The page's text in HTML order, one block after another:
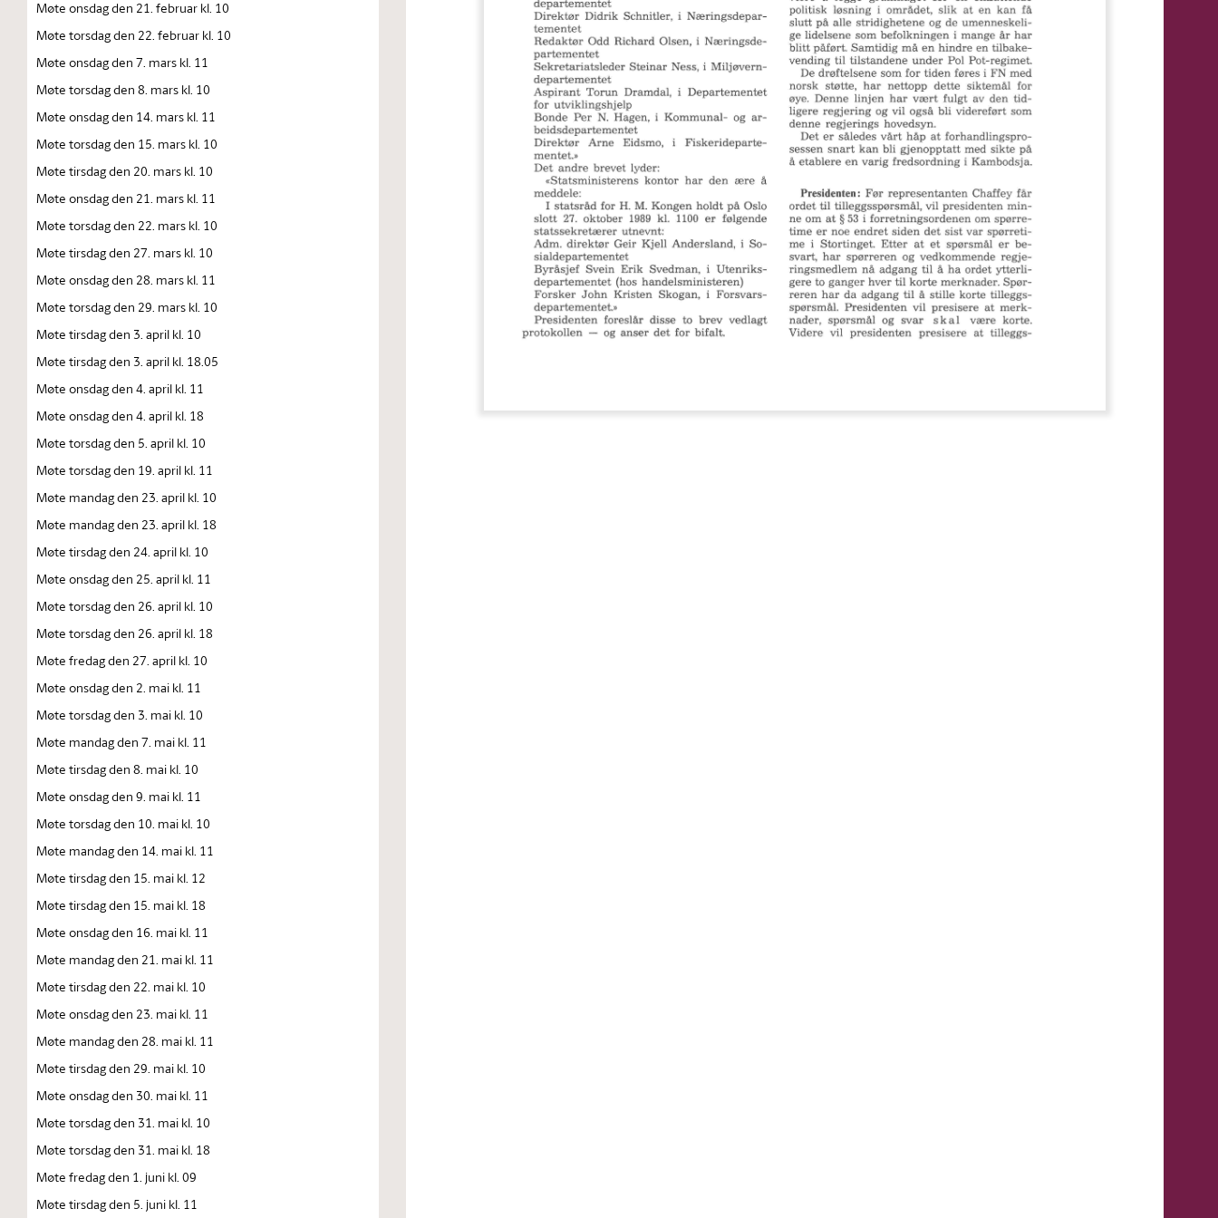
Møte onsdag den 21. februar kl. 10
Møte torsdag den 22. februar kl. 10
Møte onsdag den 7. mars kl. 11
Møte torsdag den 8. mars kl. 10
Møte onsdag den 14. mars kl. 11
Møte torsdag den 15. mars kl. 10
Møte tirsdag den 20. mars kl. 10
Møte onsdag den 21. mars kl. 11
Møte torsdag den 22. mars kl. 10
Møte tirsdag den 27. mars kl. 10
Møte onsdag den 28. mars kl. 11
Møte torsdag den 29. mars kl. 10
Møte tirsdag den 3. april kl. 10
Møte tirsdag den 3. april kl. 18.05
Møte onsdag den 4. april kl. 11
Møte onsdag den 4. april kl. 18
Møte torsdag den 5. april kl. 10
Møte torsdag den 19. april kl. 11
Møte mandag den 23. april kl. 10
Møte mandag den 23. april kl. 18
Møte tirsdag den 24. april kl. 10
Møte onsdag den 25. april kl. 11
Møte torsdag den 26. april kl. 10
Møte torsdag den 26. april kl. 18
Møte fredag den 27. april kl. 10
Møte onsdag den 2. mai kl. 11
Møte torsdag den 3. mai kl. 10
Møte mandag den 7. mai kl. 11
Møte tirsdag den 8. mai kl. 10
Møte onsdag den 9. mai kl. 11
Møte torsdag den 10. mai kl. 10
Møte mandag den 14. mai kl. 11
Møte tirsdag den 15. mai kl. 12
Møte tirsdag den 15. mai kl. 18
Møte onsdag den 16. mai kl. 11
Møte mandag den 21. mai kl. 11
Møte tirsdag den 22. mai kl. 10
Møte onsdag den 23. mai kl. 11
Møte mandag den 28. mai kl. 11
Møte tirsdag den 29. mai kl. 10
Møte onsdag den 30. mai kl. 11
Møte torsdag den 31. mai kl. 10
Møte torsdag den 31. mai kl. 18
Møte fredag den 1. juni kl. 09
Møte tirsdag den 5. juni kl. 11